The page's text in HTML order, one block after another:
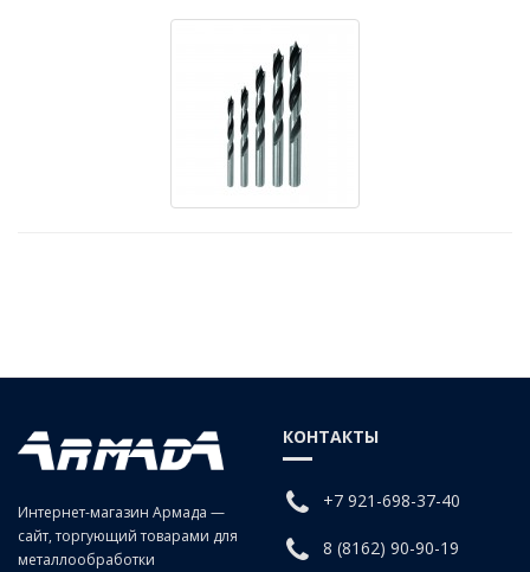
Интернет-магазин Армада —
сайт, торгующий товарами для
металлообработки
КОНТАКТЫ
+7 921-698-37-40
8 (8162) 90-90-19